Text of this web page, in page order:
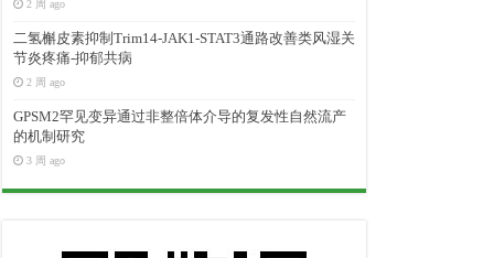
2 周 ago
二氢槲皮素抑制Trim14-JAK1-STAT3通路改善类风湿关
节炎疼痛-抑郁共病
2 周 ago
GPSM2罕见变异通过非整倍体介导的复发性自然流产
的机制研究
3 周 ago